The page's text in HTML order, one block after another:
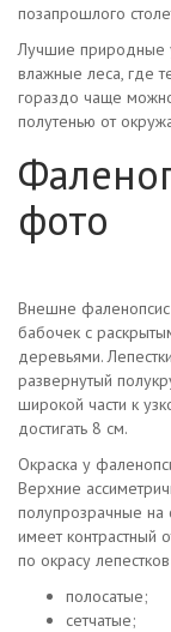
позапрошлого
Лучшие природные
влажные леса, где
гораздо чаще можно
полутенью от
фото
Внешне
бабочек с
деревьями.
развернутый
широкой части к
достигать 8 см.
Окраска у
Верхние
полупрозрачные на
имеет контрастный
по окрасу
полосатые;
сетчатые;